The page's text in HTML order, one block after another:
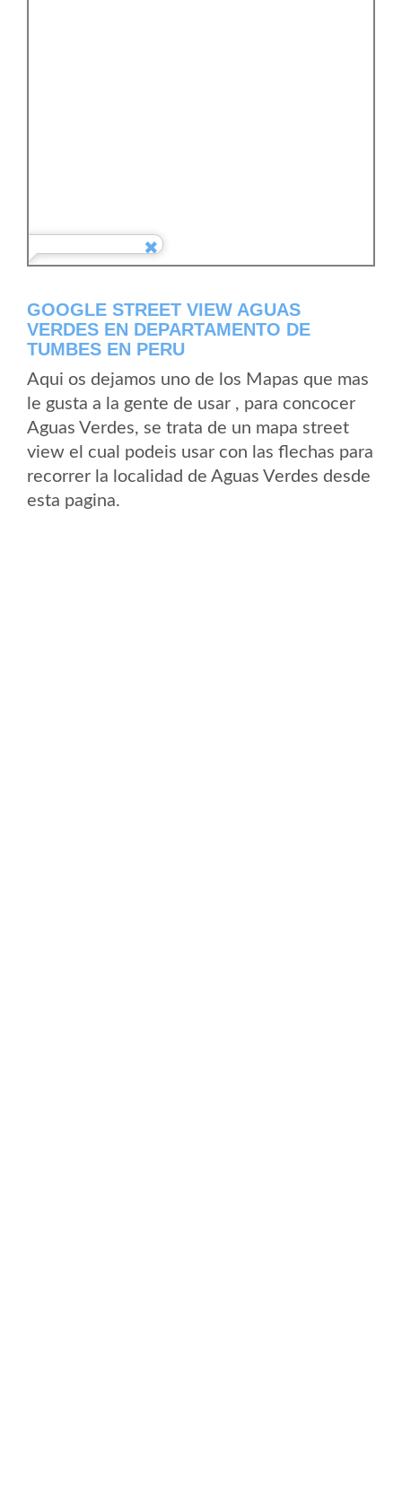
GOOGLE STREET VIEW AGUAS
VERDES EN DEPARTAMENTO DE
TUMBES EN PERU
Aqui os dejamos uno de los Mapas que mas
le gusta a la gente de usar , para concocer
Aguas Verdes, se trata de un mapa street
view el cual podeis usar con las flechas para
recorrer la localidad de Aguas Verdes desde
esta pagina.